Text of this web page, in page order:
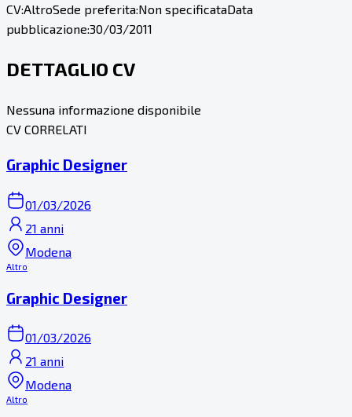
CV:AltroSede preferita:Non specificataData
pubblicazione:30/03/2011
DETTAGLIO CV
Nessuna informazione disponibile
CV CORRELATI
Graphic Designer
01/03/2026
21 anni
Modena
Altro
Graphic Designer
01/03/2026
21 anni
Modena
Altro